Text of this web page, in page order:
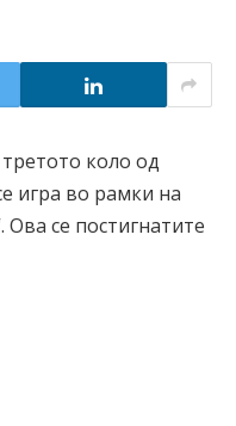
коло од
игра во рамки на
Ова се постигнатите